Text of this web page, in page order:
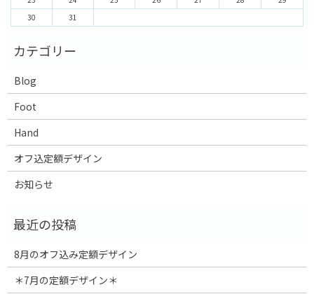
30
31
Blog
Foot
Hand
オフ込定額デザイン
お知らせ
8月のオフ込み定額デザイン
＊7月の定額デザイン＊